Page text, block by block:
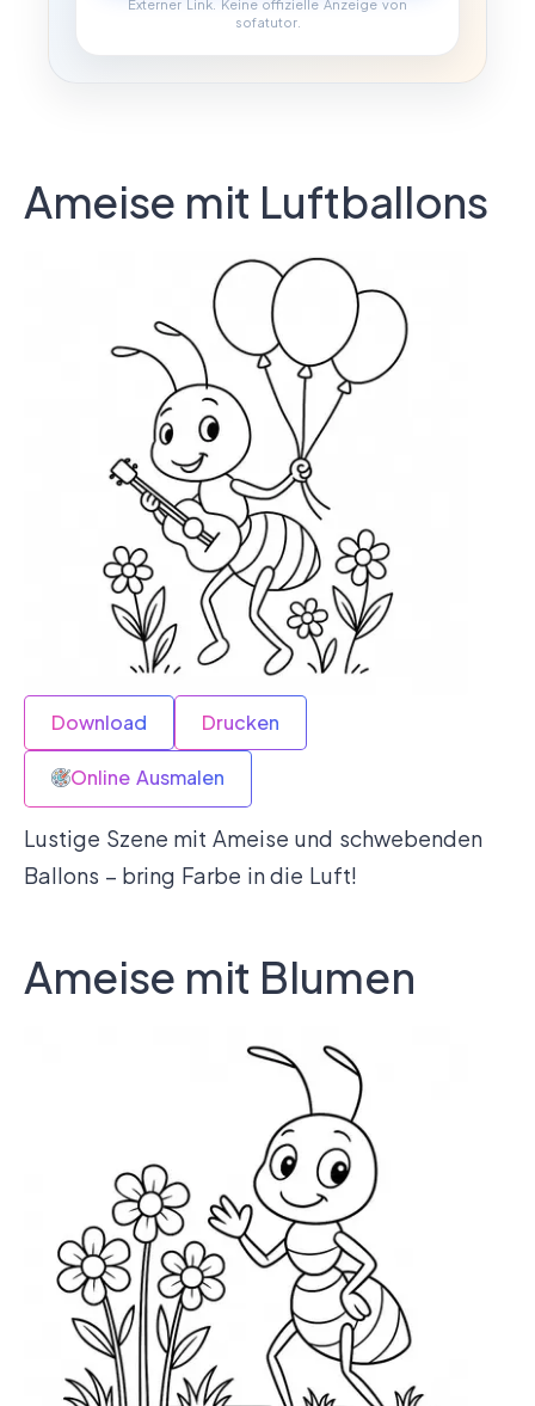
Externer Link. Keine offizielle Anzeige von
sofatutor.
Ameise mit Luftballons
Download Drucken
Online Ausmalen
Lustige Szene mit Ameise und schwebenden
Ballons – bring Farbe in die Luft!
Ameise mit Blumen